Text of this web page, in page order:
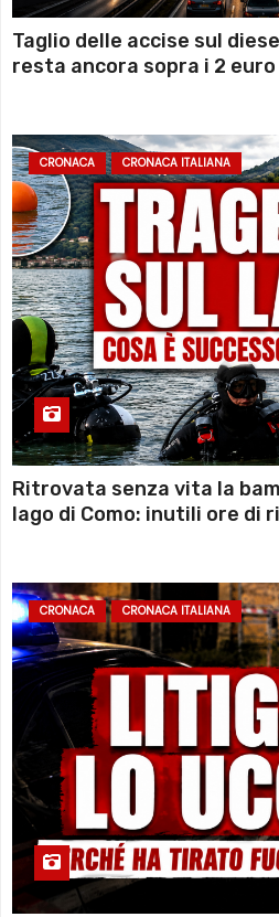
Taglio delle accise sul
resta ancora sopra i 2
CRONACA CRONACA ITALIANA
Ritrovata senza vita la
lago di Como: inutili ore di
CRONACA CRONACA ITALIANA